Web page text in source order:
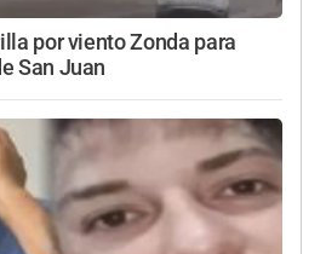
por viento Zonda para
San Juan